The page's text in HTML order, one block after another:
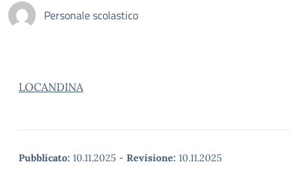
Personale scolastico
LOCANDINA
Pubblicato: 10.11.2025 - Revisione: 10.11.2025